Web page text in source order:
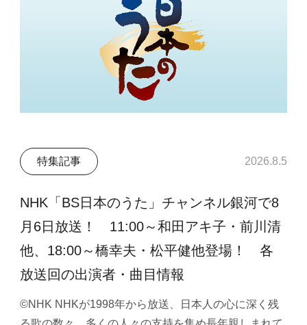
特集記事 2026.8.5
NHK「BS日本のうた」チャンネル銀河で8
月6日放送！ 11:00～和田アキ子・前川清
他、18:00～橋幸夫・松平健他登場！ 各
放送回の出演者・曲目情報
©NHK NHKが1998年から放送、日本人の心に深く残